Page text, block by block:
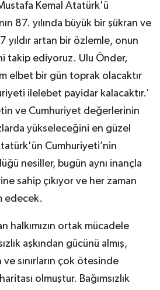
Kemal Atatürk'ü
87. yılında büyük bir şükran ve
yıldır artan bir özlemle, onun
takip ediyoruz. Ulu Önder,
elbet bir gün toprak olacaktır
ilelebet payidar kalacaktır.’
ve Cumhuriyet değerlerinin
yükseleceğini en güzel
Cumhuriyeti’nin
nesiller, bugün aynı inançla
sahip çıkıyor ve her zaman
edecek.
halkımızın ortak mücadele
aşkından gücünü almış,
sınırların çok ötesinde
olmuştur. Bağımsızlık